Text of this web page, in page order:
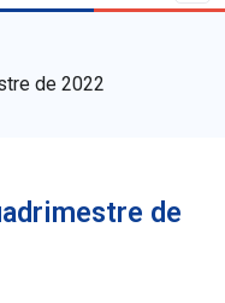
de 2022
de